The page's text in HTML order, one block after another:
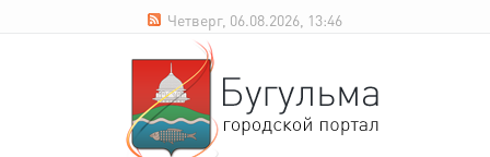
Четверг, 06.08.2026, 13:46